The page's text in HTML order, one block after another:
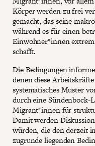
Körper werden zu frei
gemacht, das seine
während es für einen
Einwohner*innen extrem
schafft.
Die Bedingungen
denen diese
systematisches Muster
durch eine Sündenbock-
Migrant*innen für
Damit werden
würden, die den derzeit
zugrunde liegenden